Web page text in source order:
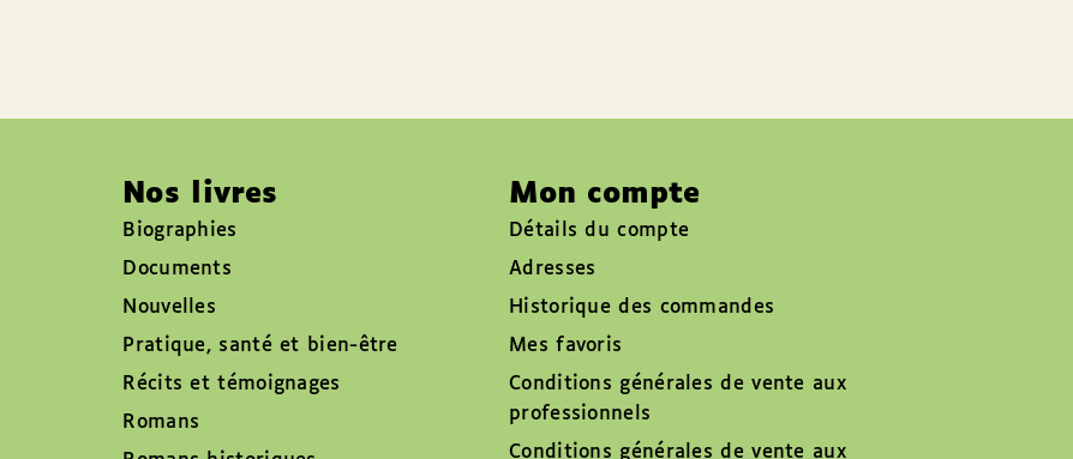
Nos livres
Biographies
Documents
Nouvelles
Pratique, santé et bien-être
Récits et témoignages
Romans
Mon compte
Détails du compte
Adresses
Historique des commandes
Mes favoris
Conditions générales de vente aux
professionnels
Conditions générales de vente aux